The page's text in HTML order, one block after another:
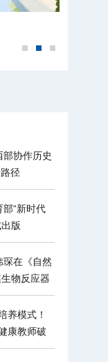
协作历史
径
“新时代
版
琛在《自然
物反应器
养模式！
康教师破